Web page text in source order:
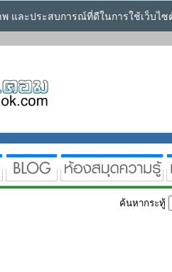
และประสบการณ์ที่ดีในการใช้เว็บไ
ค้นหากระทู้